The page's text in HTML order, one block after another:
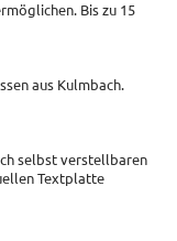
Bis zu 15
aus Kulmbach.
selbst verstellbaren
Textplatte